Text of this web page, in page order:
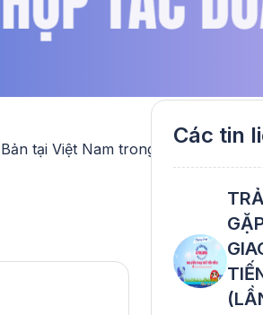
tại Việt Nam trong phát triển
Các tin